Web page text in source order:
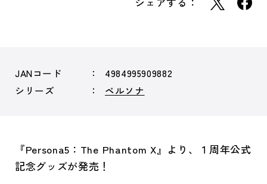
JANコード
4984995909882
シリーズ
ペルソナ
『Persona5：The Phantom X』より、１周年公式
記念グッズが発売！